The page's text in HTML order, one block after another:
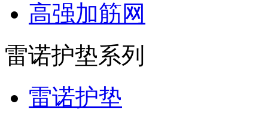
高强加筋网
雷诺护垫系列
雷诺护垫